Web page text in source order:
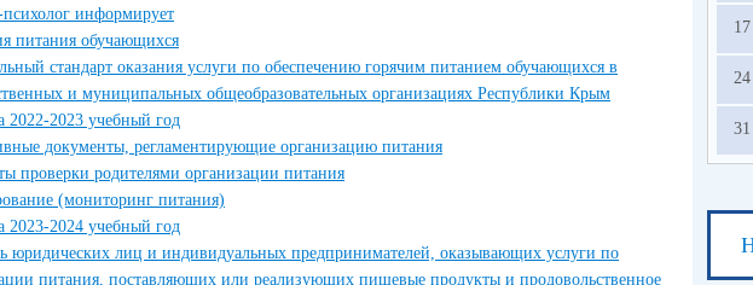
психолог информирует
питания обучающихся
стандарт оказания услуги по обеспечению горячим питанием обучающихся в
и муниципальных общеобразовательных организациях Республики Крым
2023 учебный год
документы, регламентирующие организацию питания
проверки родителями организации питания
(мониторинг питания)
2024 учебный год
юридических лиц и индивидуальных предпринимателей, оказывающих услуги по
питания, поставляющих или реализующих пищевые продукты и продовольственное
17
24
31